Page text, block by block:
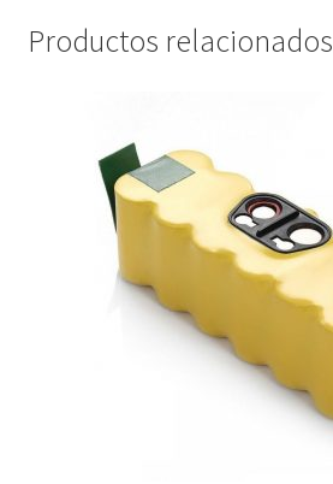
Productos relacionados